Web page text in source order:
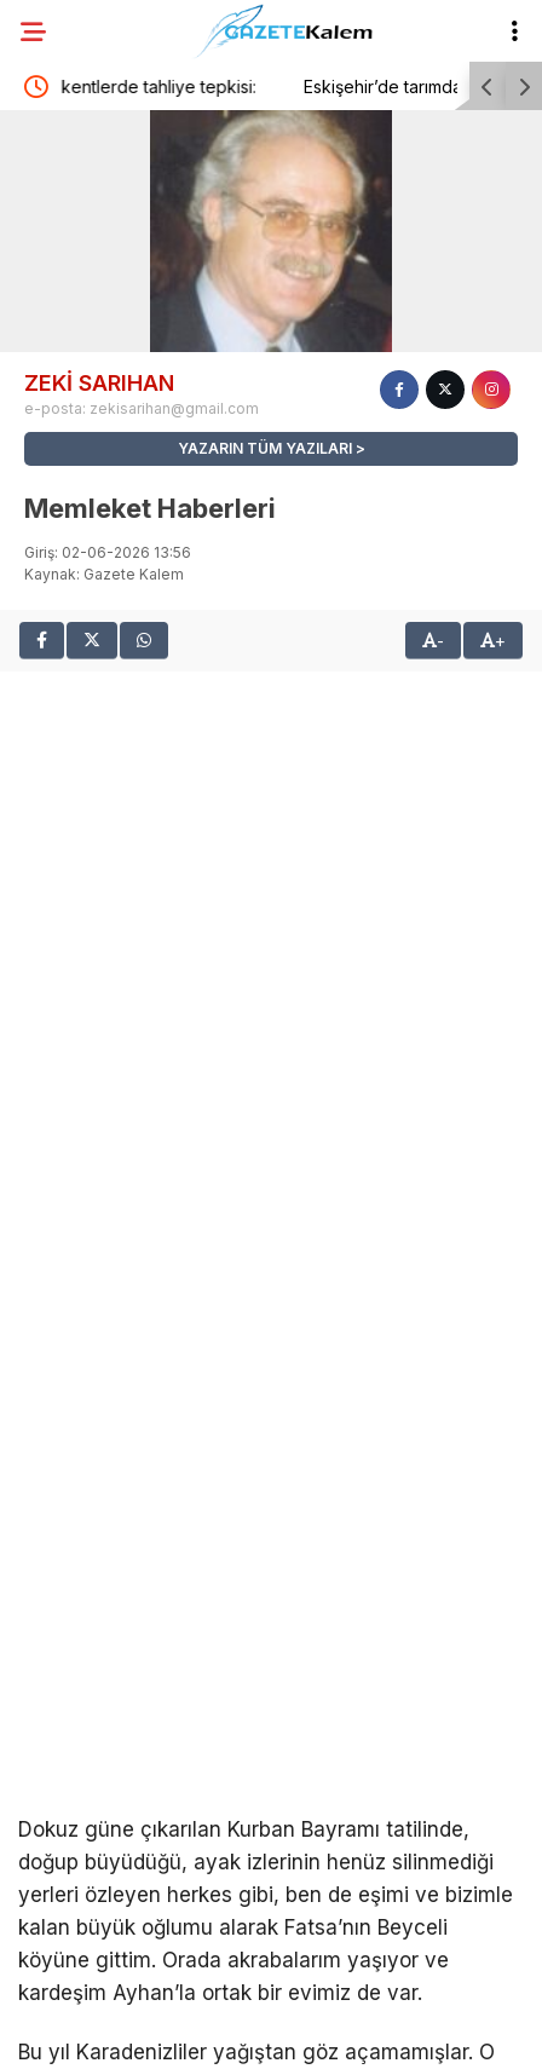
tepkisi: Eskişehir’de tarımda dijital takip dönemi
ZEKİ SARIHAN
e-posta: zekisarihan@gmail.com
YAZARIN TÜM YAZILARI
Memleket Haberleri
Giriş: 02-06-2026 13:56
Kaynak: Gazete Kalem
- +
Dokuz güne çıkarılan Kurban Bayramı tatilinde,
doğup büyüdüğü, ayak izlerinin henüz silinmediği
yerleri özleyen herkes gibi, ben de eşimi ve bizimle
kalan büyük oğlumu alarak Fatsa’nın Beyceli
köyüne gittim. Orada akrabalarım yaşıyor ve
kardeşim Ayhan’la ortak bir evimiz de var.
Bu yıl Karadenizliler yağıştan göz açamamışlar. O